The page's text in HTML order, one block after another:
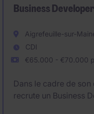
dans la croissance
Business
Aigrefeuille-sur-
CDI
€65.000 - €70.000
Dans le cadre de
recrute un Business